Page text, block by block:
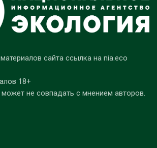
сайта ссылка на nia.eco
18+
не совпадать с мнением авторов.